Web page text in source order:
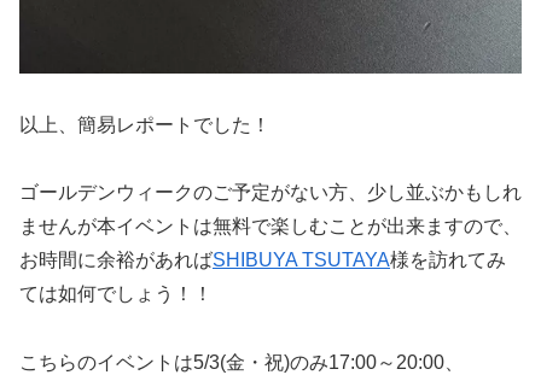
以上、簡易レポートでした！
ゴールデンウィークのご予定がない方、少し並ぶかもしれ
ませんが本イベントは無料で楽しむことが出来ますので、
お時間に余裕があればSHIBUYA TSUTAYA様を訪れてみ
ては如何でしょう！！
こちらのイベントは5/3(金・祝)のみ17:00～20:00、